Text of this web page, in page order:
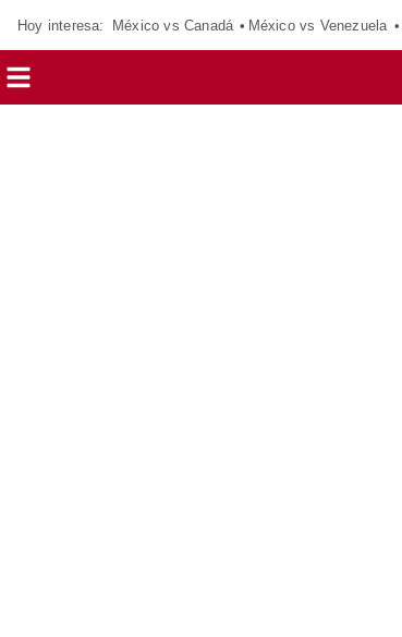
Hoy interesa: México vs Canadá México vs Venezuela